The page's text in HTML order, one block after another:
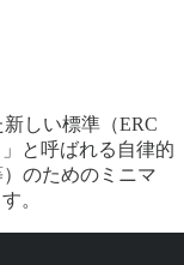
新しい標準（ERC
と呼ばれる自律的
のためのミニマ
。